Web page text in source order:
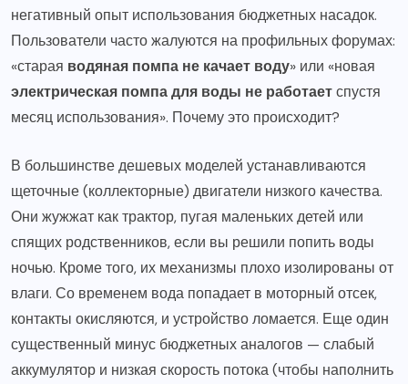
негативный опыт использования бюджетных насадок.
Пользователи часто жалуются на профильных форумах:
«старая водяная помпа не качает воду» или «новая
электрическая помпа для воды не работаетспустя
месяц использования». Почему это происходит?
В большинстве дешевых моделей устанавливаются
щеточные (коллекторные) двигатели низкого качества.
Они жужжат как трактор, пугая маленьких детей или
спящих родственников, если вы решили попить воды
ночью. Кроме того, их механизмы плохо изолированы от
влаги. Со временем вода попадает в моторный отсек,
контакты окисляются, и устройство ломается. Еще один
существенный минус бюджетных аналогов — слабый
аккумулятор и низкая скорость потока (чтобы наполнить